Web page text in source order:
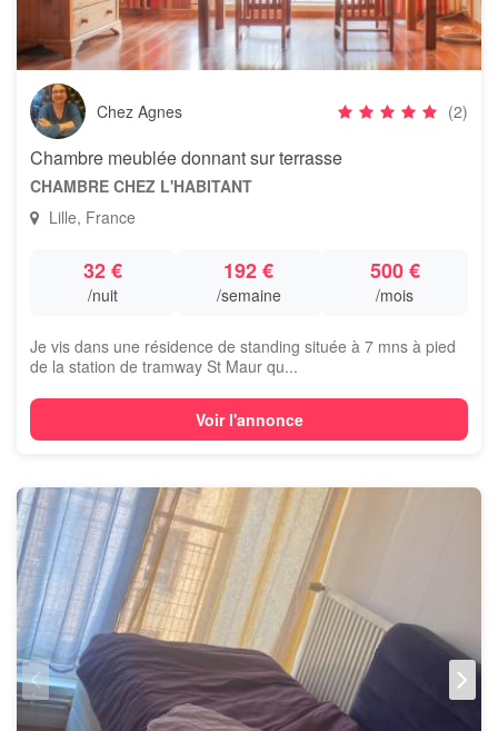
Chez Agnes (2)
Chambre meublée donnant sur terrasse
CHAMBRE CHEZ L'HABITANT
Lille, France
32 €
/nuit
192 €
/semaine
500 €
/mois
Je vis dans une résidence de standing située à 7 mns à pied
de la station de tramway St Maur qu...
Voir l'annonce